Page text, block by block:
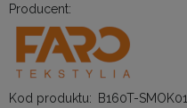
Producent:
Kod produktu: B160T-SMOK01